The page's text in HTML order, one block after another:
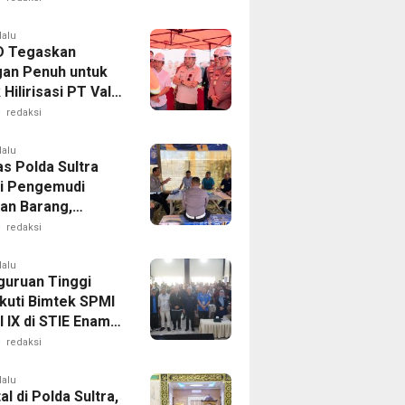
Tegaskan
Penuh untuk
Hilirisasi PT Vale
redaksi
Polda Sultra
Pengemudi
Barang,
Kelaikan
Berlalu
redaksi
Tinggi
Bimtek SPMI
IX di STIE Enam
redaksi
di Polda Sultra,